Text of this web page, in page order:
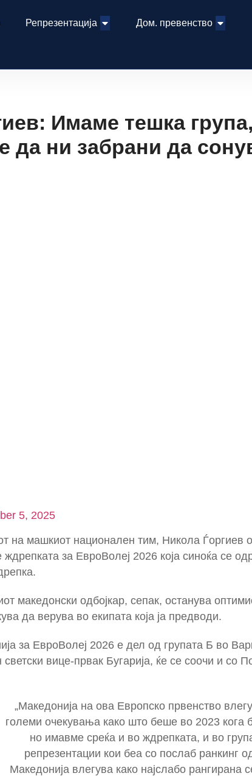
Репрезентација Дом. превенство
Имаме тешка
да ни забрани да
5, 2025
на машкиот национален тим, Никола Ѓоргиев
за ЕвроВолеј 2026 која синоќа се
македонски одбојкар, сепак, останува
да верува во екипата која ја предводи.
за ЕвроВолеј 2026 е дел од групата Б во
светски вице-првак Бугарија, ќе се соочи и со
„Македонија на ова Европско првенство
големи очекувања како што беше во 2023 кога
но имавме среќа и во ждрепката, и во
репрезентации кои беа со послаб ранкинг
Македонија влегува како најслабо рангирана